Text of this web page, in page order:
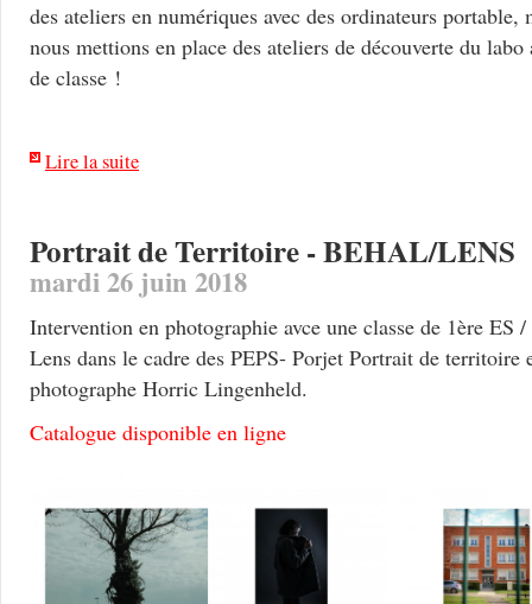
des ateliers en numériques avec des ordinateurs
nous mettions en place des ateliers de découverte du labo
de classe !
Lire la suite
Portrait de Territoire - BEHAL/LENS
mardi 26 juin 2018
Intervention en photographie avce une classe de 1ère ES
Lens dans le cadre des PEPS- Porjet Portrait de territoire
photographe Horric Lingenheld.
Catalogue disponible en ligne